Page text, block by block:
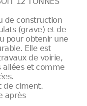
de construction
(grave) et de
pour obtenir une
Elle est
de voirie,
allées et comme
de ciment.
après